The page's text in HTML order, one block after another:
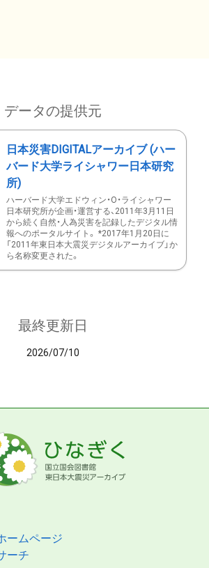
データの提供元
日本災害DIGITALアーカイブ (ハー
バード大学ライシャワー日本研究
所)
ハーバード大学エドウィン・O・ライシャワー
日本研究所が企画・運営する、2011年3月11日
から続く自然・人為災害を記録したデジタル情
報へのポータルサイト。 *2017年1月20日に
「2011年東日本大震災デジタルアーカイブ」か
ら名称変更された。
最終更新日
2026/07/10
ームページ
ーチ